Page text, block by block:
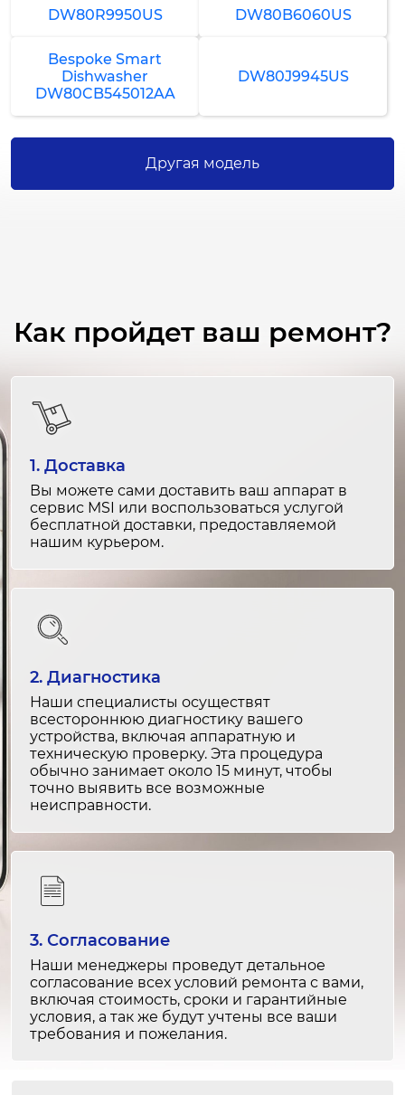
2-3 часа
Ремонт вентилятора
Замена моторного отсека
от 1 500 ₽
30 минут
от 800 ₽
Замена системы подачи воды
2-3 часа
от 2 500 ₽
Ремонт системы подачи воды
от 1 500 ₽
Замена датчиков температуры
1-2 часа
от 1 800 ₽
Ремонт датчиков температуры
1-2 часа
Замена разбрызгивателей
2-3 часа
от 2 000 ₽
Ремонт разбрызгивателей
1-2 часа
DW80R9950US DW80B6060US
Bespoke Smart
Dishwasher
DW80CB545012AA
DW80J9945US
Другая модель
Как пройдет ваш ремонт?
1. Доставка
Вы можете сами доставить ваш аппарат в
сервис MSI или воспользоваться услугой
бесплатной доставки, предоставляемой
нашим курьером.
2. Диагностика
Наши специалисты осуществят
всестороннюю диагностику вашего
устройства, включая аппаратную и
техническую проверку. Эта процедура
обычно занимает около 15 минут, чтобы
точно выявить все возможные
неисправности.
3. Согласование
Наши менеджеры проведут детальное
согласование всех условий ремонта с вами,
включая стоимость, сроки и гарантийные
условия, а так же будут учтены все ваши
требования и пожелания.